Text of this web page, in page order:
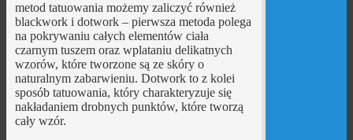
metod tatuowania możemy zaliczyć również
blackwork i dotwork – pierwsza metoda polega
na pokrywaniu całych elementów ciała
czarnym tuszem oraz wplataniu delikatnych
wzorów, które tworzone są ze skóry o
naturalnym zabarwieniu. Dotwork to z kolei
sposób tatuowania, który charakteryzuje się
nakładaniem drobnych punktów, które tworzą
cały wzór.